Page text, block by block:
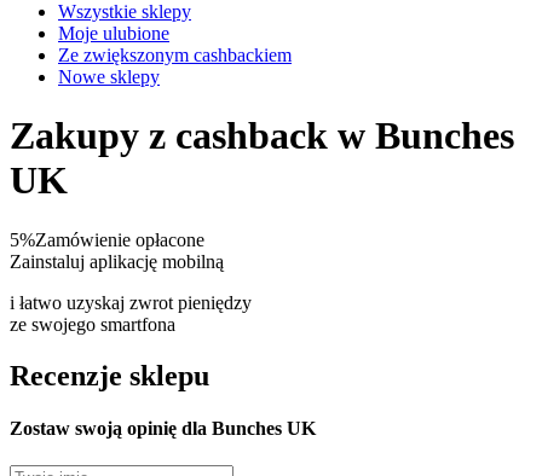
Wszystkie sklepy
Moje ulubione
Ze zwiększonym cashbackiem
Nowe sklepy
Zakupy z cashback w Bunches
UK
5%Zamówienie opłacone
Zainstaluj aplikację mobilną
i łatwo uzyskaj zwrot pieniędzy
ze swojego smartfona
Recenzje sklepu
Zostaw swoją opinię dla Bunches UK